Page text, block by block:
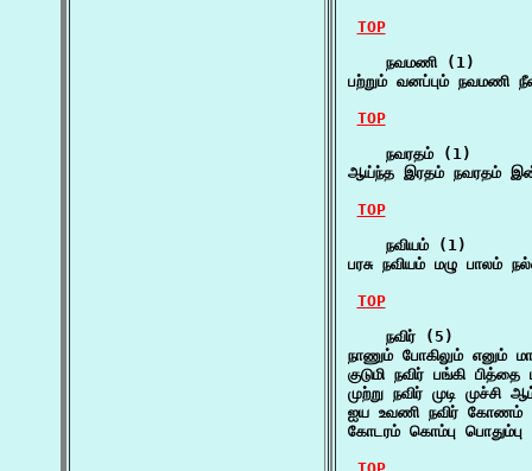
TOP
    நவமணி (1)
பற்றும் வனப்பும் நவமணி
TOP
    நவரதம் (1)
ஆய்ந்த இரதம் நவரதம்
TOP
    நவியம் (1)
பரசு நவியம் மழு பாலம்
TOP
    நவிர் (5)
நாணும் போகிலும் எனும்
குடுமி நவிர் பங்கி
முற்று நவிர் முடி
ஐய உவணி நவிர்
கோடரம் கொம்பு